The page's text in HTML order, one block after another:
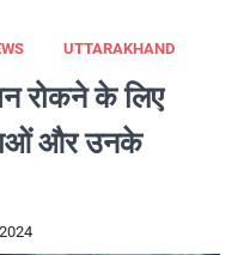
UTTARAKHAND
रोकने के लिए
और उनके